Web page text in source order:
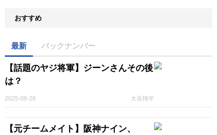
おすすめ
最新 バックナンバー
【話題のヤジ将軍】ジーンさんその後
は？
大谷翔平
2025-08-28
【元チームメイト】阪神ナイン、